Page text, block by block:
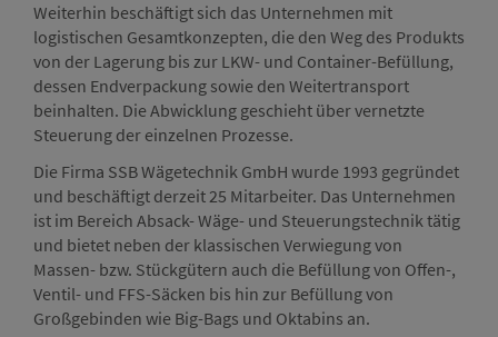
Weiterhin beschäftigt sich das Unternehmen mit
logistischen Gesamtkonzepten, die den Weg des Produkts
von der Lagerung bis zur LKW- und Container-Befüllung,
dessen Endverpackung sowie den Weitertransport
beinhalten. Die Abwicklung geschieht über vernetzte
Steuerung der einzelnen Prozesse.
Die Firma SSB Wägetechnik GmbH wurde 1993 gegründet
und beschäftigt derzeit 25 Mitarbeiter. Das Unternehmen
ist im Bereich Absack- Wäge- und Steuerungstechnik tätig
und bietet neben der klassischen Verwiegung von
Massen- bzw. Stückgütern auch die Befüllung von Offen-,
Ventil- und FFS-Säcken bis hin zur Befüllung von
Großgebinden wie Big-Bags und Oktabins an.